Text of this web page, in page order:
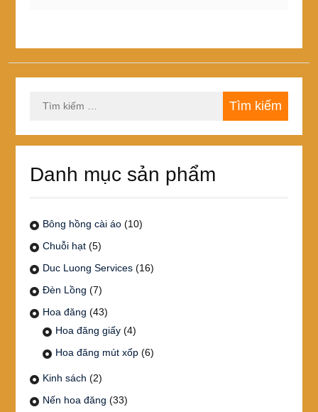
kiếm
Danh mục sản phẩm
Bông hồng cài áo (10)
Chuỗi hạt (5)
Duc Luong Services (16)
Đèn Lồng (7)
Hoa đăng (43)
Hoa đăng giấy (4)
Hoa đăng mút xốp (6)
Kinh sách (2)
Nến hoa đăng (33)